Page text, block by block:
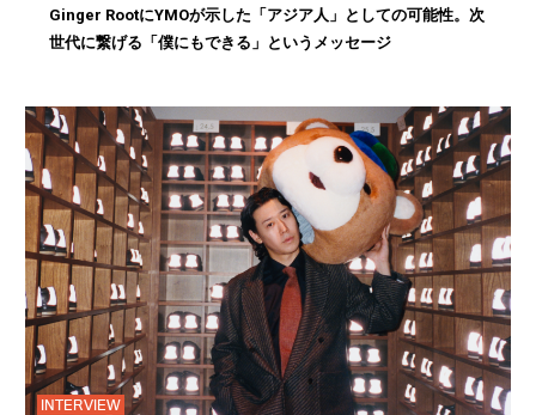
Ginger RootにYMOが示した「アジア人」としての可能性。次
世代に繋げる「僕にもできる」というメッセージ
INTERVIEW